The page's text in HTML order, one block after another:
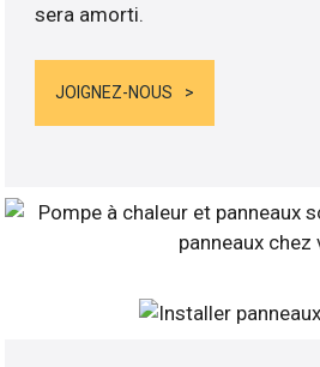
sera amorti.
JOIGNEZ-NOUS